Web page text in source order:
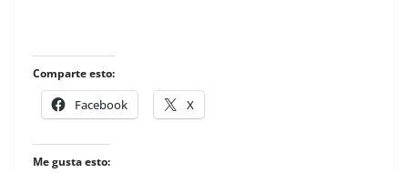
Comparte esto:
Facebook X
Me gusta esto: